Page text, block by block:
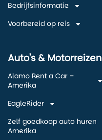
Bedrijfsinformatie
Voorbereid op reis
Auto's & Motorreizen
Alamo Rent a Car –
Amerika
EagleRider
Zelf goedkoop auto huren
Amerika